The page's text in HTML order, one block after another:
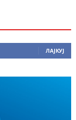
ЛАЈКУЈ